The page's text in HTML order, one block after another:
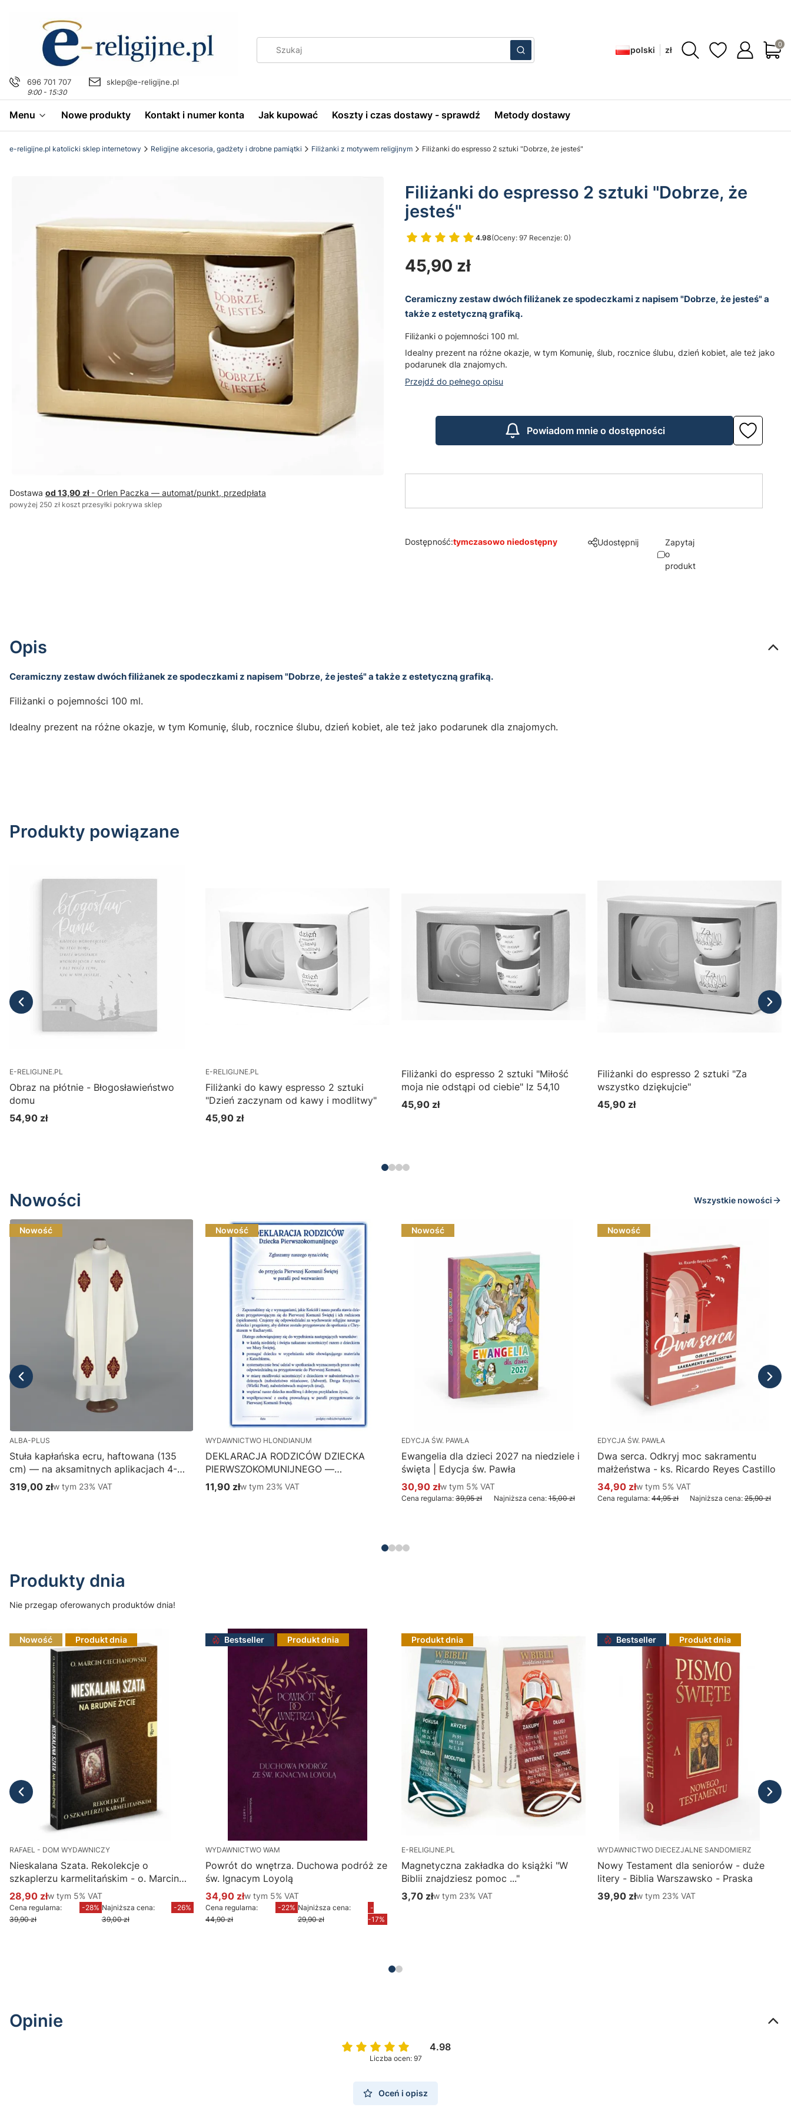
696 701 707
9:00 - 15:30
sklep@e-religijne.pl
WyczyśćSzukaj polski zł
Menu Nowe produkty Kontakt i numer konta Jak kupować Koszty i czas dostawy - sprawdź Metody dostawy
e-religijne.pl katolicki sklep internetowy Religijne akcesoria, gadżety i drobne pamiątki Filiżanki z motywem religijnym Filiżanki do espresso 2 sztuki "Dobrze, że jesteś"
Dostawa od 13,90 zł - Orlen Paczka — automat/punkt, przedpłata
powyżej 250 zł koszt przesyłki pokrywa sklep
Filiżanki do espresso 2 sztuki "Dobrze, że
jesteś"
4.98(Oceny: 97 Recenzje: 0)
Przejdź do sekcji Opinie
Cena
45,90 zł
Ceramiczny zestaw dwóch filiżanek ze spodeczkami z napisem "Dobrze, że jesteś" a
także z estetyczną grafiką.
Filiżanki o pojemności 100 ml.
Idealny prezent na różne okazje, w tym Komunię, ślub, rocznice ślubu, dzień kobiet, ale też jako
podarunek dla znajomych.
Przejdź do pełnego opisu
Powiadom mnie o dostępności
Dostępność:tymczasowo niedostępny Udostępnij
Zapytaj
o
produkt
Opis
Ceramiczny zestaw dwóch filiżanek ze spodeczkami z napisem "Dobrze, że jesteś" a także z estetyczną grafiką.
Filiżanki o pojemności 100 ml.
Idealny prezent na różne okazje, w tym Komunię, ślub, rocznice ślubu, dzień kobiet, ale też jako podarunek dla znajomych.
Produkty powiązane
E-RELIGIJNE.PL
Obraz na płótnie - Błogosławieństwo
domu
Cena
54,90 zł
E-RELIGIJNE.PL
Filiżanki do kawy espresso 2 sztuki
"Dzień zaczynam od kawy i modlitwy"
Cena
45,90 zł
Filiżanki do espresso 2 sztuki "Miłość
moja nie odstąpi od ciebie" Iz 54,10
Cena
45,90 zł
Filiżanki do espresso 2 sztuki "Za
wszystko dziękujcie"
Cena
45,90 zł
Nowości Wszystkie nowości
Nowość
ALBA-PLUS
Stuła kapłańska ecru, haftowana (135
cm) — na aksamitnych aplikacjach 4-
387-1
Cena brutto
319,00 złw tym %s VAT
w tym 23% VAT
Nowość
WYDAWNICTWO HLONDIANUM
DEKLARACJA RODZICÓW DZIECKA
PIERWSZOKOMUNIJNEGO —
Wydawnictwo Hlondianum - druk
parafialny, paczka 50 szt.
Cena brutto
11,90 złw tym %s VAT
w tym 23% VAT
Nowość
EDYCJA ŚW. PAWŁA
Ewangelia dla dzieci 2027 na niedziele i
święta | Edycja św. Pawła
Cena promocyjna brutto
30,90 złw tym %s VAT
w tym 5% VAT
Cena regularna: 39,95 zł Najniższa cena: 15,00 zł
Nowość
EDYCJA ŚW. PAWŁA
Dwa serca. Odkryj moc sakramentu
małżeństwa - ks. Ricardo Reyes Castillo
Cena promocyjna brutto
34,90 złw tym %s VAT
w tym 5% VAT
Cena regularna: 44,95 zł Najniższa cena: 25,90 zł
Produkty dnia
Nie przegap oferowanych produktów dnia!
Nowość Produkt dnia
RAFAEL - DOM WYDAWNICZY
Nieskalana Szata. Rekolekcje o
szkaplerzu karmelitańskim - o. Marcin
Ciechanowski
Cena promocyjna brutto
28,90 złw tym %s VAT
w tym 5% VAT
Cena regularna:
39,90 zł
-28% Najniższa cena:
39,00 zł
-26%
Bestseller Produkt dnia
WYDAWNICTWO WAM
Powrót do wnętrza. Duchowa podróż ze
św. Ignacym Loyolą
Cena promocyjna brutto
34,90 złw tym %s VAT
w tym 5% VAT
Cena regularna:
44,90 zł
-22% Najniższa cena:
29,90 zł
-
-17%
Produkt dnia
E-RELIGIJNE.PL
Magnetyczna zakładka do książki "W
Biblii znajdziesz pomoc ..."
Cena brutto
3,70 złw tym %s VAT
w tym 23% VAT
Bestseller Produkt dnia
WYDAWNICTWO DIECEZJALNE SANDOMIERZ
Nowy Testament dla seniorów - duże
litery - Biblia Warszawsko - Praska
Cena brutto
39,90 złw tym %s VAT
w tym 23% VAT
Opinie
4.98
Liczba ocen: 97
Oceń i opisz